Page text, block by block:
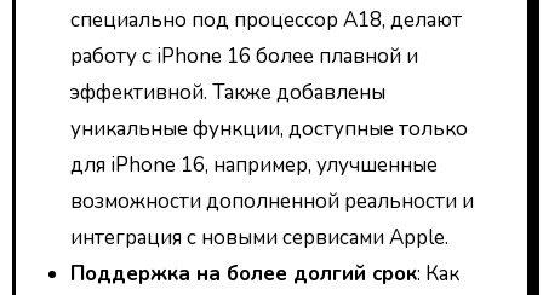
специально под процессор A18, делают
работу с iPhone 16 более плавной и
эффективной. Также добавлены
уникальные функции, доступные только
для iPhone 16, например, улучшенные
возможности дополненной реальности и
интеграция с новыми сервисами Apple.
Поддержка на более долгий срок: Как